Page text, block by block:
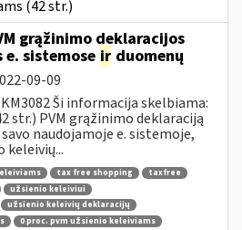
(42 str.)
grąžinimo deklaracijos
sistemose ir duomenų
09-09
Ši informacija skelbiama:
str.) PVM grąžinimo deklaraciją
naudojamoje e. sistemoje,
keleivių...
tax free shopping
taxfree
užsienio keleiviui
užsienio keleivių deklaracijų
0 proc. pvm užsienio keleiviams